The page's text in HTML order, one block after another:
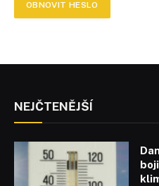
OBNOVIT HESLO
NEJČTENĚJŠÍ